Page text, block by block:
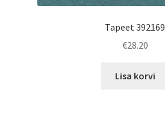
Tapeet 392169
€28.20
Lisa korvi